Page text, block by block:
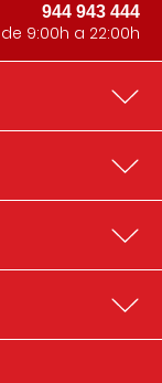
944 943 444
de 9:00h a 22:00h